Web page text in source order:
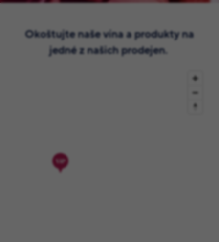
Okoštujte naše vína a produkty na
jedné z našich prodejen.